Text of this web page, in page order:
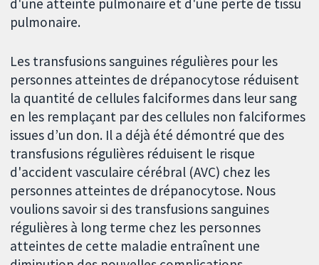
pulmonaire.
Les transfusions sanguines régulières pour les
personnes atteintes de drépanocytose réduisent
la quantité de cellules falciformes dans leur sang
en les remplaçant par des cellules non falciformes
issues d’un don. Il a déjà été démontré que des
transfusions régulières réduisent le risque
d'accident vasculaire cérébral (AVC) chez les
personnes atteintes de drépanocytose. Nous
voulions savoir si des transfusions sanguines
régulières à long terme chez les personnes
atteintes de cette maladie entraînent une